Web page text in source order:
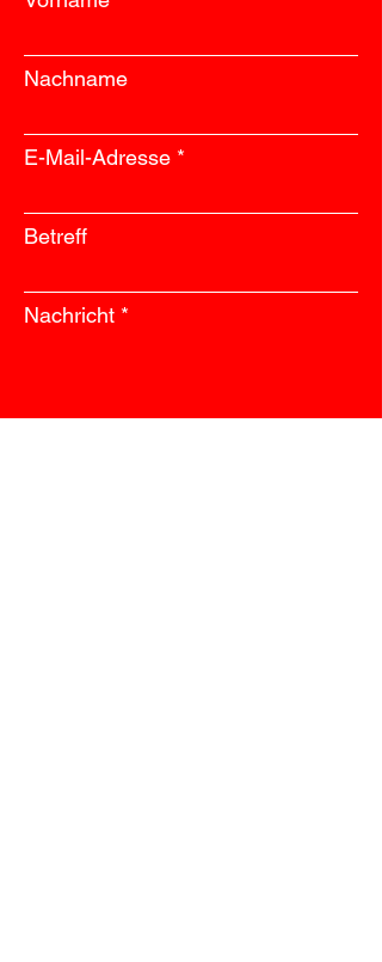
Nachname
E-Mail-Adresse
Betreff
Nachricht